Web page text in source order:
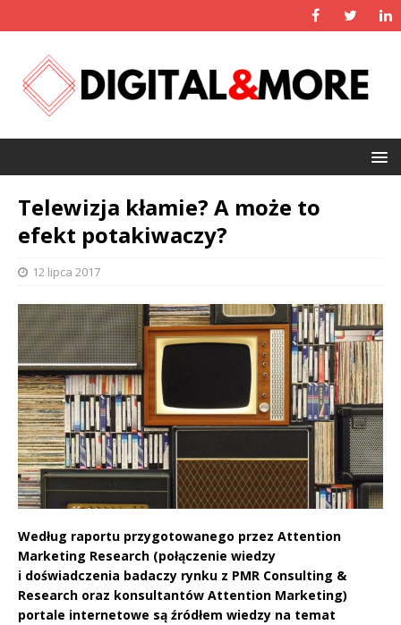
Telewizja kłamie? A może to
efekt potakiwaczy?
12 lipca 2017
Według raportu przygotowanego przez Attention
Marketing Research (połączenie wiedzy
i doświadczenia badaczy rynku z PMR Consulting &
Research oraz konsultantów Attention Marketing)
portale internetowe są źródłem wiedzy na temat